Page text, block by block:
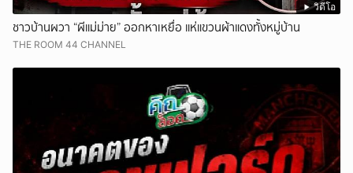
วิดีโอ
ชาวบ้านผวา “ผีแม่ม่าย” ออกหาเหยื่อ แห่แขวนผ้าแดงทั้งหมู่บ้าน
THE ROOM 44 CHANNEL